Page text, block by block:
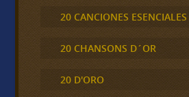
20 CANCIONES ESENCIALES
20 CHANSONS D´OR
20 D'ORO